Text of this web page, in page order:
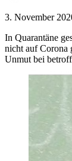
3. November
In Quarantäne
nicht auf Corona
Unmut bei